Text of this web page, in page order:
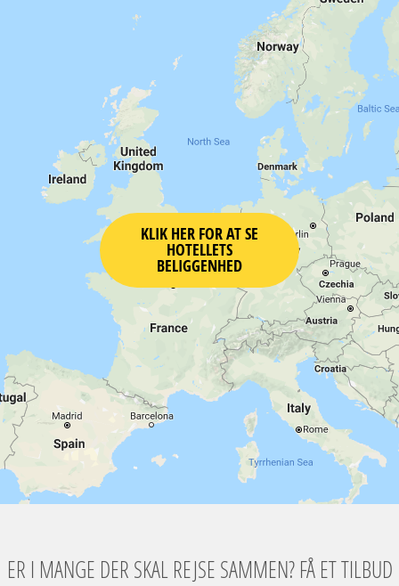
KLIK HER FOR AT SE
HOTELLETS
BELIGGENHED
ER I MANGE DER SKAL REJSE SAMMEN? FÅ ET TILBUD